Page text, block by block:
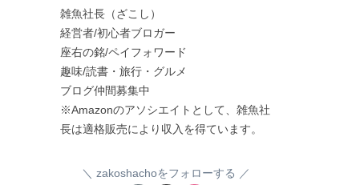
雑魚社長（ざこし）
経営者/初心者ブロガー
座右の銘/ペイフォワード
趣味/読書・旅行・グルメ
ブログ仲間募集中
※Amazonのアソシエイトとして、雑魚社
長は適格販売により収入を得ています。
zakoshachoをフォローする